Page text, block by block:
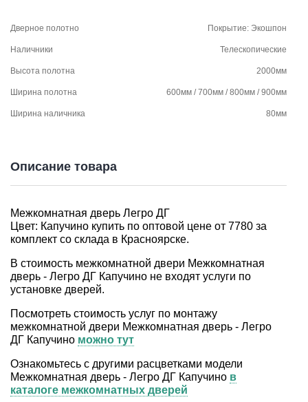
Дверное полотно Покрытие: Экошпон
Наличники Телескопические
Высота полотна 2000мм
Ширина полотна 600мм / 700мм / 800мм / 900мм
Ширина наличника 80мм
Описание товара
Межкомнатная дверь Легро ДГ
Цвет: Капучино купить по оптовой цене от 7780 за
комплект со склада в Красноярске.
В стоимость межкомнатной двери Межкомнатная
дверь - Легро ДГ Капучино не входят услуги по
установке дверей.
Посмотреть стоимость услуг по монтажу
межкомнатной двери Межкомнатная дверь - Легро
ДГ Капучино можно тут
Ознакомьтесь c другими расцветками модели
Межкомнатная дверь - Легро ДГ Капучино в
каталоге межкомнатных дверей